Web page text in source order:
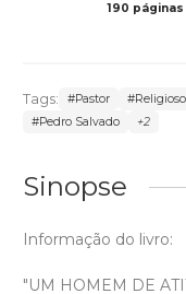
190 páginas
Tags: #Pastor #Religioso
#Pedro Salvado
+2
Sinopse
Informação do livro:
"UM HOMEM DE